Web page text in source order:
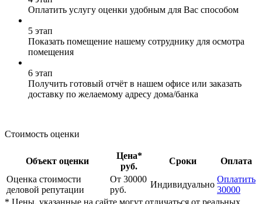
Оплатить услугу оценки удобным для Вас способом
5 этап
Показать помещение нашему сотруднику для осмотра
помещения
6 этап
Получить готовый отчёт в нашем офисе или заказать
доставку по желаемому адресу дома/банка
Стоимость оценки
Объект оценки
Цена*
руб.
Сроки
Оплата
Оценка стоимости
деловой репутации
От 30000
руб.
Индивидуально
Оплатить
30000
* Цены, указанные на сайте могут отличаться от реальных